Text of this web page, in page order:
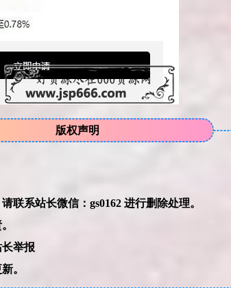
版权声明
本网站的文章部分内容可能来源于网络，仅供大家学习与参考，如有侵权，请联系站长微信：gs0162 进行删除处理。
举报
。